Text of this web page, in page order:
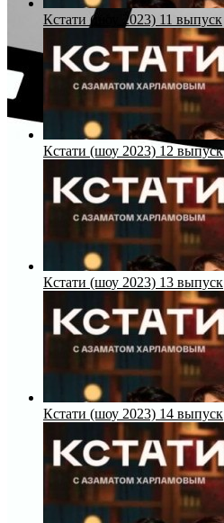
Кстати (шоу 2023) 11 выпуск
Кстати (шоу 2023) 12 выпуск
Кстати (шоу 2023) 13 выпуск
Кстати (шоу 2023) 14 выпуск